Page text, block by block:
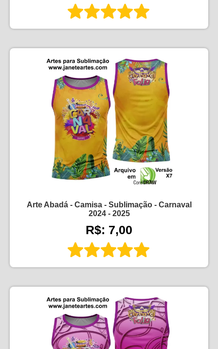
Arte Abadá - Camisa - Sublimação - Carnaval
2024 - 2025
R$: 7,00